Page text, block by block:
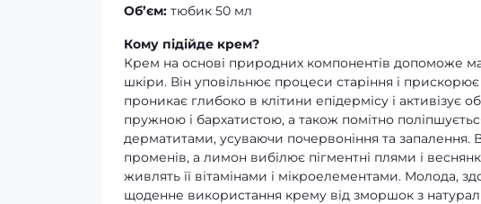
Об’єм: тюбик 50 мл
Кому підійде крем?
Крем на основі природних компонентів допоможе
шкіри. Він уповільнює процеси старіння і
проникає глибоко в клітини епідермісу і активізує
пружною і бархатистою, а також помітно
дерматитами, усуваючи почервоніння та запалення.
променів, а лимон вибілює пігментні плями і
живлять її вітамінами і мікроелементами. Молода,
щоденне використання крему від зморшок з